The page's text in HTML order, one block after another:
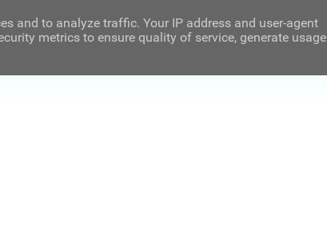
and to analyze traffic. Your IP address and user-agent
metrics to ensure quality of service, generate usage